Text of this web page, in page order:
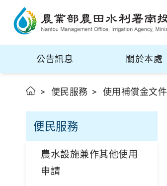
公告訊息 關於本處
便民服務 使用補償金文件
便民服務
農水設施兼作其他使用
申請